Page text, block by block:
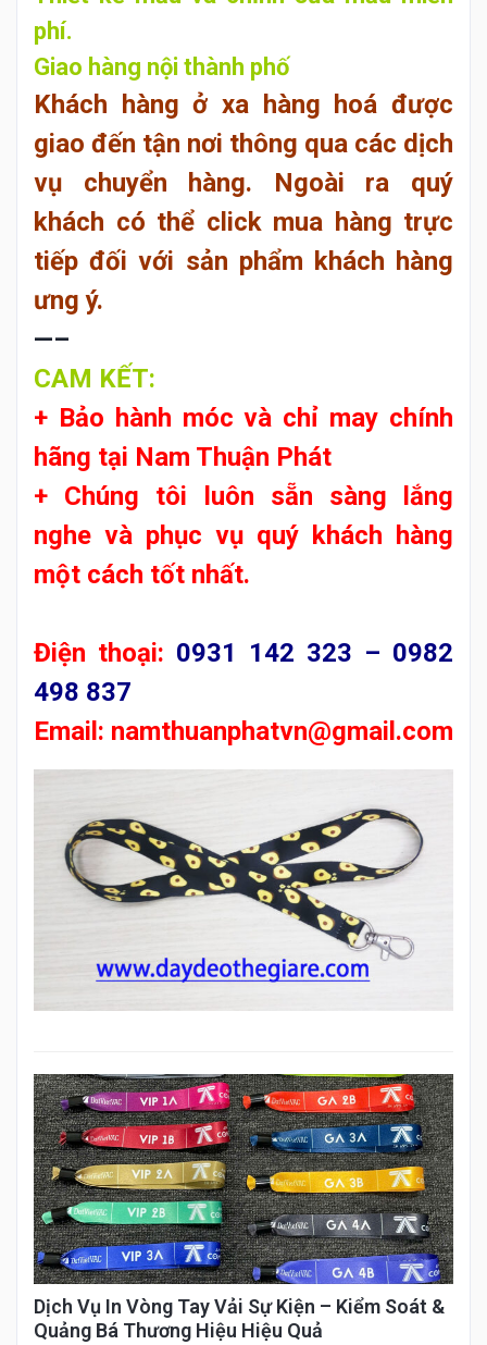
phí.
Giao hàng nội thành phố
Khách hàng ở xa hàng hoá được
giao đến tận nơi thông qua các dịch
vụ chuyển hàng. Ngoài ra quý
khách có thể click mua hàng trực
tiếp đối với sản phẩm khách hàng
ưng ý.
—–
CAM KẾT:
+ Bảo hành móc và chỉ may chính
hãng tại Nam Thuận Phát
+ Chúng tôi luôn sẵn sàng lắng
nghe và phục vụ quý khách hàng
một cách tốt nhất.
Điện thoại: 0931 142 323 – 0982
498 837
Email: namthuanphatvn@gmail.com
Dịch Vụ In Vòng Tay Vải Sự Kiện – Kiểm Soát &
Quảng Bá Thương Hiệu Hiệu Quả